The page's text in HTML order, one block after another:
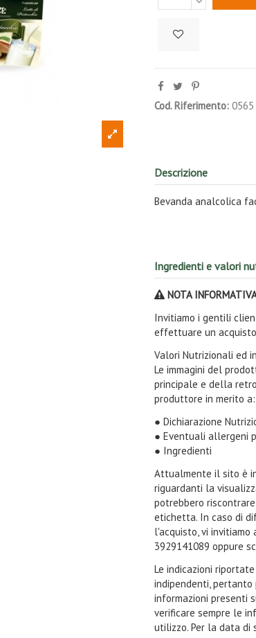
Cod. Riferimento: 0565
Descrizione
Bevanda analcolica
Ingredienti e valori
NOTA
Invitiamo i gentili
effettuare un
Valori Nutrizionali ed
Le immagini del
principale e della
produttore in merito a:
● Dichiarazione
● Eventuali allergeni
● Ingredienti
Attualmente il sito è
riguardanti la
potrebbero
etichetta. In caso di
l'acquisto, vi
3929141089 oppure
Le indicazioni
indipendenti,
informazioni presenti
verificare sempre le
utilizzo. Per la data di